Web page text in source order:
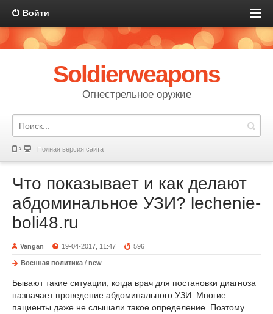
Войти
Soldierweapons
Огнестрельное оружие
Полная версия сайта
Что показывает и как делают
абдоминальное УЗИ? lechenie-
boli48.ru
Vangan 19-04-2017, 11:47 596
Военная политика / new
Бывают такие ситуации, когда врач для постановки диагноза
назначает проведение абдоминального УЗИ. Многие
пациенты даже не слышали такое определение. Поэтому